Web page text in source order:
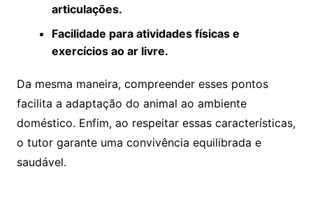
articulações.
Facilidade para atividades físicas e
exercícios ao ar livre.
Da mesma maneira, compreender esses pontos
facilita a adaptação do animal ao ambiente
doméstico. Enfim, ao respeitar essas características,
o tutor garante uma convivência equilibrada e
saudável.